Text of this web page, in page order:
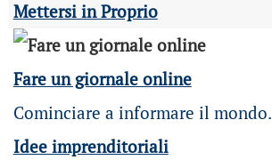
Mettersi in Proprio
Fare un giornale online
Cominciare a informare il mondo.
Idee imprenditoriali